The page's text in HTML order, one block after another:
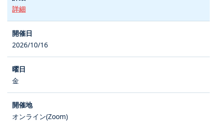
詳細
2026/10/16
金
オンライン(Zoom)